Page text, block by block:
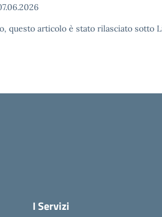
questo articolo è stato rilasciato sotto
I Servizi